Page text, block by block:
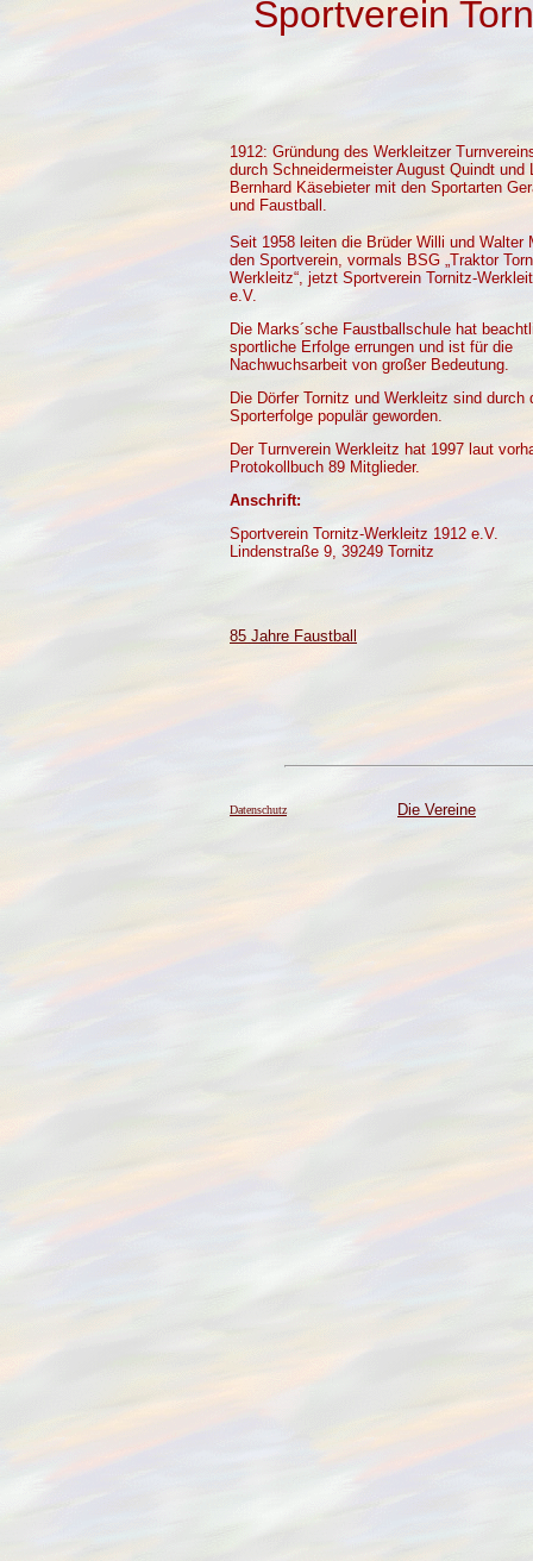
Sportverein
1912: Gründung des Werkleitzer
durch Schneidermeister August Quindt und
Bernhard Käsebieter mit den Sportarten
und Faustball.
Seit 1958 leiten die Brüder Willi und Walter
den Sportverein, vormals BSG „Traktor
Werkleitz“, jetzt Sportverein Tornitz-
e.V.
Die Marks´sche Faustballschule hat
sportliche Erfolge errungen und ist für die
Nachwuchsarbeit von großer Bedeutung.
Die Dörfer Tornitz und Werkleitz sind durch
Sporterfolge populär geworden.
Der Turnverein Werkleitz hat 1997 laut
Protokollbuch 89 Mitglieder.
Anschrift:
Sportverein Tornitz-Werkleitz 1912 e.V.
Lindenstraße 9, 39249 Tornitz
85 Jahre Faustball
Datenschutz Die Vereine